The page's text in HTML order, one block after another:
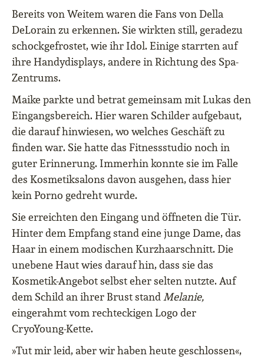
Bereits von Weitem waren die Fans von Della
DeLorain zu erkennen. Sie wirkten still, geradezu
schockgefrostet, wie ihr Idol. Einige starrten auf
ihre Handydisplays, andere in Richtung des Spa-
Zentrums.
Maike parkte und betrat gemeinsam mit Lukas den
Eingangsbereich. Hier waren Schilder aufgebaut,
die darauf hinwiesen, wo welches Geschäft zu
finden war. Sie hatte das Fitnessstudio noch in
guter Erinnerung. Immerhin konnte sie im Falle
des Kosmetiksalons davon ausgehen, dass hier
kein Porno gedreht wurde.
Sie erreichten den Eingang und öffneten die Tür.
Hinter dem Empfang stand eine junge Dame, das
Haar in einem modischen Kurzhaarschnitt. Die
unebene Haut wies darauf hin, dass sie das
Kosmetik-Angebot selbst eher selten nutzte. Auf
dem Schild an ihrer Brust standMelanie,
eingerahmt vom rechteckigen Logo der
CryoYoung-Kette.
»Tut mir leid, aber wir haben heute geschlossen«,